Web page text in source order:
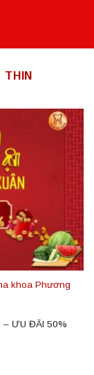
THIN
khoa Phương
– ƯU ĐÃI 50%